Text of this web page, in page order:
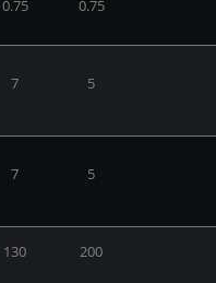
0.75 0.75
7 5
7 5
130 200